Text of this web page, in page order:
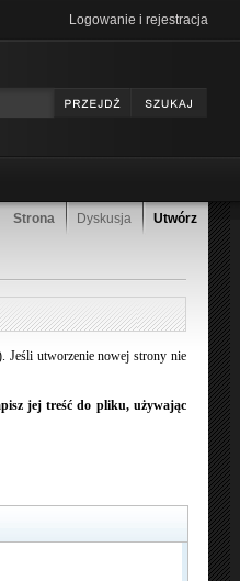
Logowanie i rejestracja
Strona Dyskusja Utwórz
Jeśli utworzenie nowej strony nie
jej treść do pliku, używając